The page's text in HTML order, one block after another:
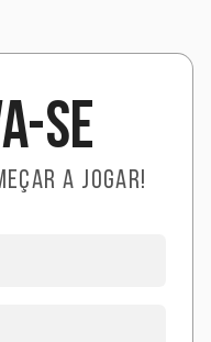
se
a jogar!